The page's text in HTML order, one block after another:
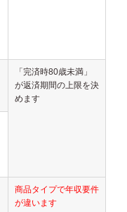
「完済時80歳未満」
が返済期間の上限を決
めます
商品タイプで年収要件
が違います